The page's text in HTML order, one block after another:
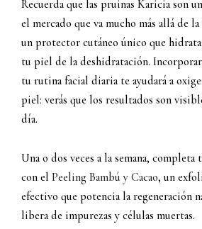
Recuerda que las pruinas Karicia son
el mercado que va mucho más allá de
un protector cutáneo único que
tu piel de la deshidratación.
tu rutina facial diaria te ayudará a
piel: verás que los resultados son
día.
Una o dos veces a la semana,
con el Peeling Bambú y Cacao, un
efectivo que potencia la regeneración
libera de impurezas y células muertas.